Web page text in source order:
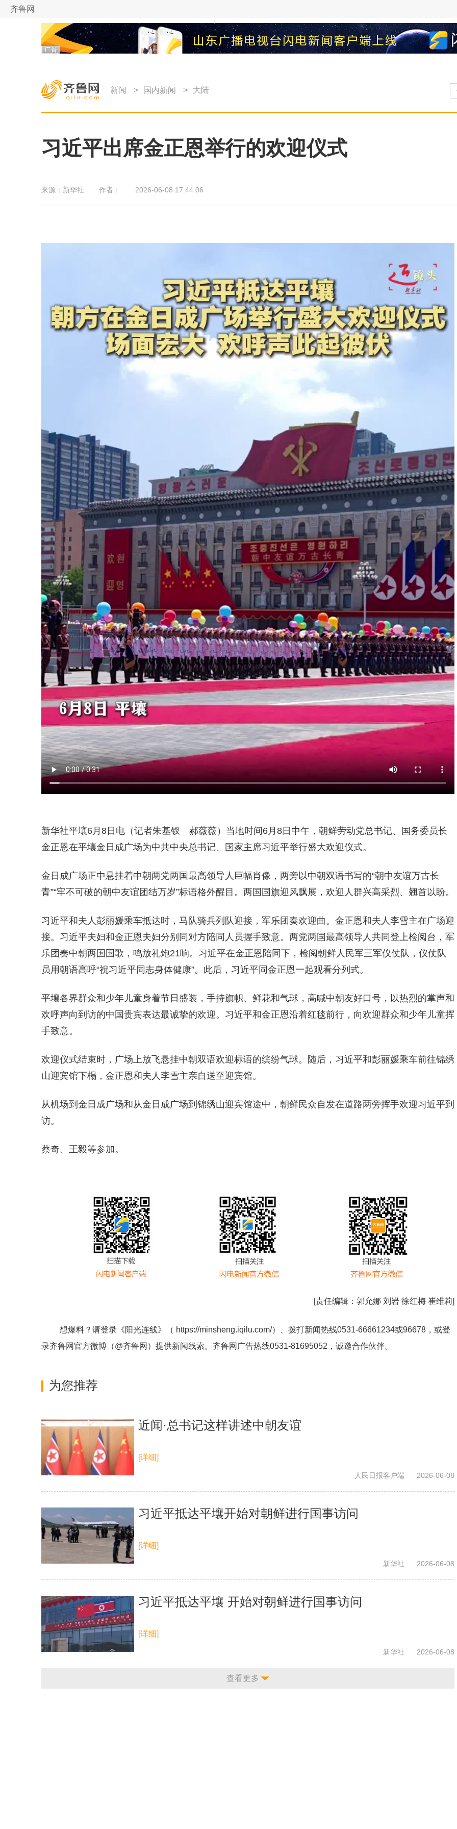
齐鲁网
新闻 > 国内新闻 > 大陆
习近平出席金正恩举行的欢迎仪式
来源： 新华社 作者： 2026-06-08 17:44:06
新华社平壤6月8日电（记者朱基钗 郝薇薇）当地时间6月8日中午，朝鲜劳动党总书记、国务委员长
金正恩在平壤金日成广场为中共中央总书记、国家主席习近平举行盛大欢迎仪式。
金日成广场正中悬挂着中朝两党两国最高领导人巨幅肖像，两旁以中朝双语书写的“朝中友谊万古长
青”“牢不可破的朝中友谊团结万岁”标语格外醒目。两国国旗迎风飘展，欢迎人群兴高采烈、翘首以盼。
习近平和夫人彭丽媛乘车抵达时，马队骑兵列队迎接，军乐团奏欢迎曲。金正恩和夫人李雪主在广场迎
接。习近平夫妇和金正恩夫妇分别同对方陪同人员握手致意。两党两国最高领导人共同登上检阅台，军
乐团奏中朝两国国歌，鸣放礼炮21响。习近平在金正恩陪同下，检阅朝鲜人民军三军仪仗队，仪仗队
员用朝语高呼“祝习近平同志身体健康”。此后，习近平同金正恩一起观看分列式。
平壤各界群众和少年儿童身着节日盛装，手持旗帜、鲜花和气球，高喊中朝友好口号，以热烈的掌声和
欢呼声向到访的中国贵宾表达最诚挚的欢迎。习近平和金正恩沿着红毯前行，向欢迎群众和少年儿童挥
手致意。
欢迎仪式结束时，广场上放飞悬挂中朝双语欢迎标语的缤纷气球。随后，习近平和彭丽媛乘车前往锦绣
山迎宾馆下榻，金正恩和夫人李雪主亲自送至迎宾馆。
从机场到金日成广场和从金日成广场到锦绣山迎宾馆途中，朝鲜民众自发在道路两旁挥手欢迎习近平到
访。
蔡奇、王毅等参加。
[责任编辑： 郭允娜 刘岩 徐红梅 崔维莉]
想爆料？请登录《阳光连线》（ https://minsheng.iqilu.com/）、拨打新闻热线0531-66661234或96678，或登
录齐鲁网官方微博（@齐鲁网 ）提供新闻线索。齐鲁网广告热线0531-81695052 ，诚邀合作伙伴。
为您推荐
近闻·总书记这样讲述中朝友谊
[详细]
人民日报客户端 2026-06-08
习近平抵达平壤开始对朝鲜进行国事访问
[详细]
新华社 2026-06-08
习近平抵达平壤 开始对朝鲜进行国事访问
[详细]
新华社 2026-06-08
查看更多